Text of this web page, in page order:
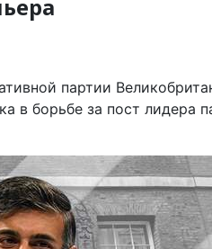
партии
в борьбе за пост лидера